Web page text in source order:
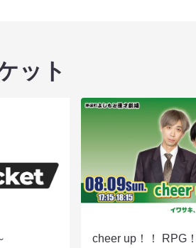
ット
cheer up！！ RPG